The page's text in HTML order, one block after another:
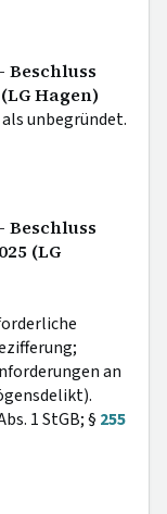
Beschluss
Hagen)
unbegründet.
Beschluss
(LG
an
1 StGB; § 255